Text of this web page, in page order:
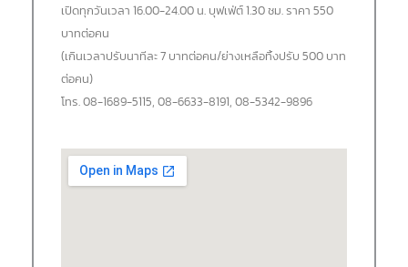
เปิดทุกวันเวลา 16.00-24.00 น. บุฟเฟ่ต์ 1.30 ชม. ราคา 550
บาทต่อคน
(เกินเวลาปรับนาทีละ 7 บาทต่อคน/ย่างเหลือทิ้งปรับ 500 บาท
ต่อคน)
โทร. 08-1689-5115, 08-6633-8191, 08-5342-9896